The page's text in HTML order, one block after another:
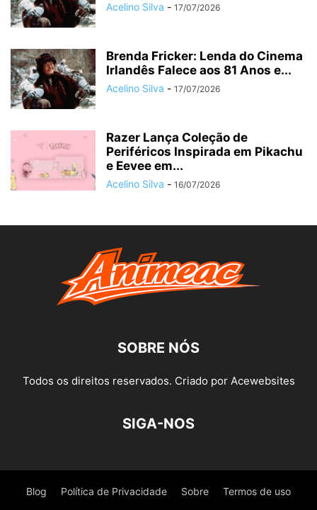
Acelino Silva - 17/07/2026
Brenda Fricker: Lenda do Cinema
Irlandês Falece aos 81 Anos e...
Acelino Silva - 17/07/2026
Razer Lança Coleção de
Periféricos Inspirada em Pikachu
e Eevee em...
Acelino Silva - 16/07/2026
SOBRE NÓS
Todos os direitos reservados. Criado por Acewebsites
SIGA-NOS
Blog Política de Privacidade Sobre Termos de uso